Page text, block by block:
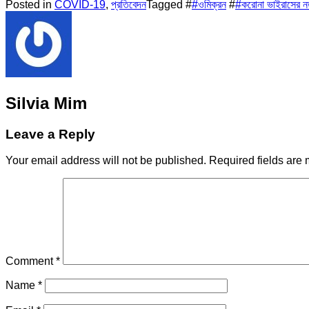
Posted in COVID-19, প্রতিবেদনTagged ##ওমিক্রন##করোনা ভাইরাসের
Silvia Mim
Leave a Reply
Your email address will not be published. Required fields are
Comment*
Name *